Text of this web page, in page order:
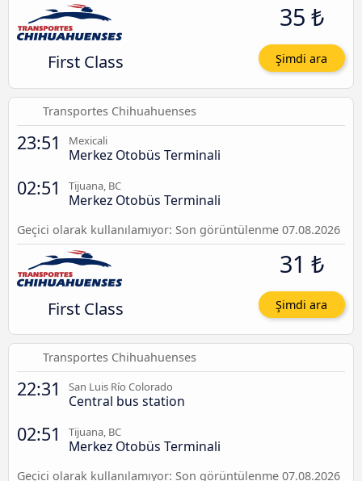
First Class
35 ₺
Şimdi ara
Transportes Chihuahuenses
23:51 Mexicali
Merkez Otobüs Terminali
02:51 Tijuana, BC
Merkez Otobüs Terminali
Geçici olarak kullanılamıyor: Son görüntülenme 07.08.2026
First Class
31 ₺
Şimdi ara
Transportes Chihuahuenses
22:31 San Luis Río Colorado
Central bus station
02:51 Tijuana, BC
Merkez Otobüs Terminali
Geçici olarak kullanılamıyor: Son görüntülenme 07.08.2026